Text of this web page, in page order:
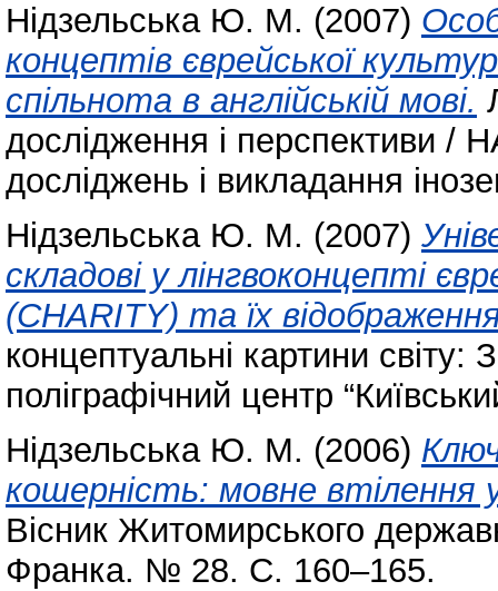
Нідзельська Ю. М. (2007)
концептів єврейської
спільнота в англійській мові.
дослідження і перспективи /
досліджень і викладання
Нідзельська Ю. М. (2007)
складові у лінгвоконцепті
(CHARITY) та їх
концептуальні картини
поліграфічний центр
Нідзельська Ю. М. (2006)
кошерність: мовне втілення
Вісник Житомирського
Франка. № 28. С. 160–165.